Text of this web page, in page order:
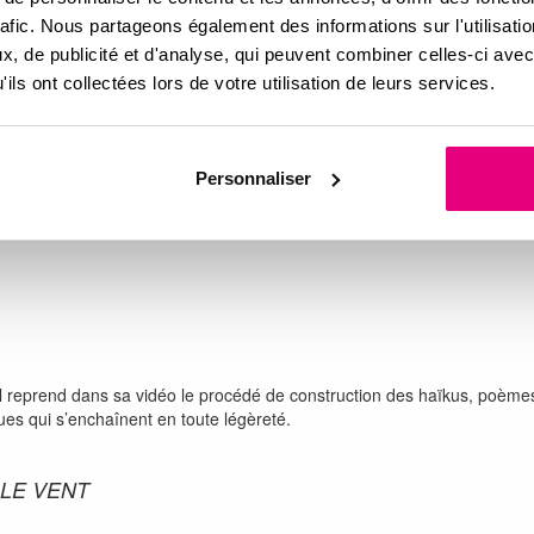
Nous partageons également des informations sur
de publicité et d'analyse, qui peuvent combiner celles-ci
ont collectées lors de votre utilisation de leurs services.
Personnaliser
avant de se lancer dans une succession de luttes
chorégraphiant l’absence à travers un rituel baroque, ludique,
dans sa vidéo le procédé de construction des haïkus,
qui s’enchaînent en toute légèreté.
VENT